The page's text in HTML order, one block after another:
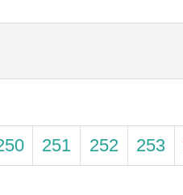
251 252 253